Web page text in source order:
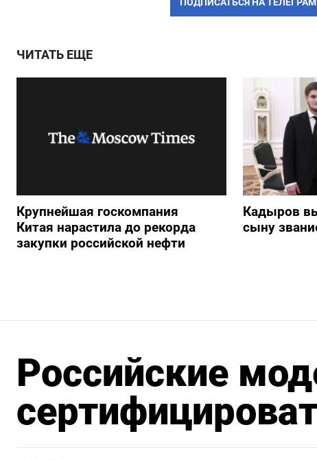
ПОДПИСАТЬСЯ НА ТЕЛЕГРАМ
ЧИТАТЬ ЕЩЕ
Крупнейшая госкомпания
Китая нарастила до рекорда
закупки российской нефти
Кадыров
сыну
Российские